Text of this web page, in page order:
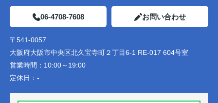
06-4708-7608 お問い合わせ
〒541-0057
大阪府大阪市中央区北久宝寺町２丁目6-1 RE-017 604号室
営業時間： 10:00～19:00
定休日： -